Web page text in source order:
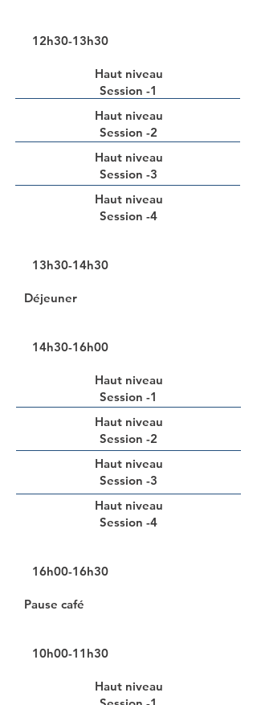
12h30-13h30
Haut niveau
Session -1
Haut niveau
Session -2
Haut niveau
Session -3
Haut niveau
Session -4
13h30-14h30
Déjeuner
14h30-16h00
Haut niveau
Session -1
Haut niveau
Session -2
Haut niveau
Session -3
Haut niveau
Session -4
16h00-16h30
Pause café
10h00-11h30
Haut niveau